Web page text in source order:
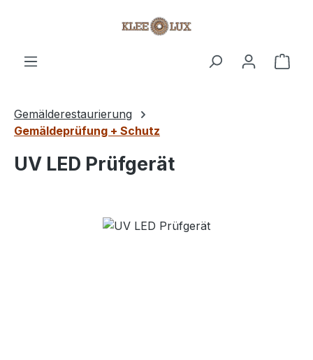
Gemälderestaurierung
Gemäldeprüfung + Schutz
UV LED Prüfgerät